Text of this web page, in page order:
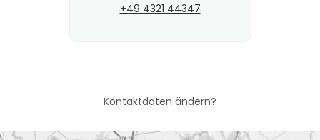
+49 4321 44347
Kontaktdaten ändern?